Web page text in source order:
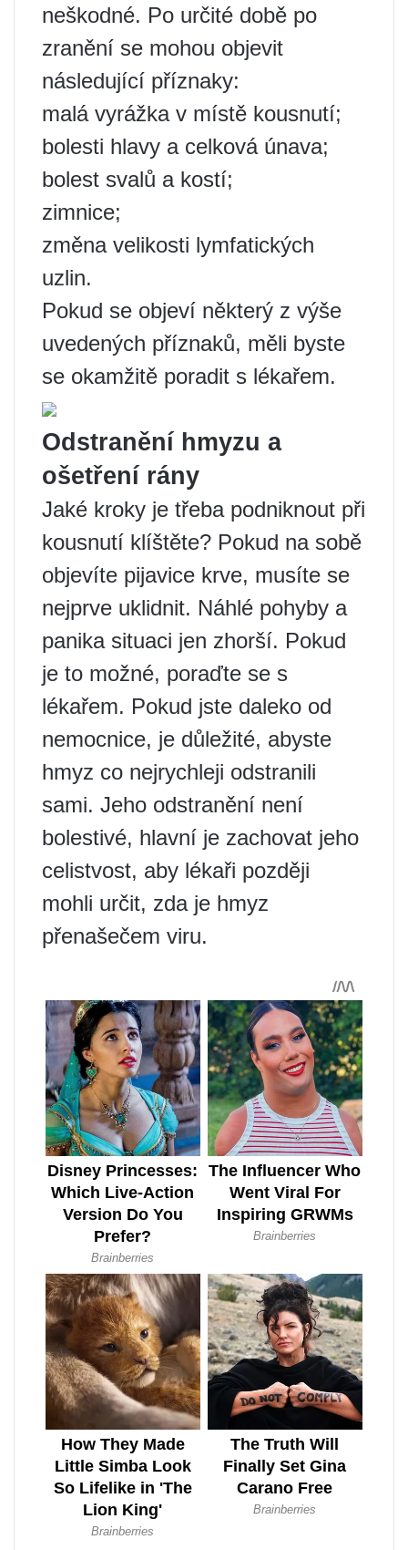
neškodné. Po určité době po
zranění se mohou objevit
následující příznaky:
malá vyrážka v místě kousnutí;
bolesti hlavy a celková únava;
bolest svalů a kostí;
zimnice;
změna velikosti lymfatických
uzlin.
Pokud se objeví některý z výše
uvedených příznaků, měli byste
se okamžitě poradit s lékařem.
Odstranění hmyzu a
ošetření rány
Jaké kroky je třeba podniknout při
kousnutí klíštěte? Pokud na sobě
objevíte pijavice krve, musíte se
nejprve uklidnit. Náhlé pohyby a
panika situaci jen zhorší. Pokud
je to možné, poraďte se s
lékařem. Pokud jste daleko od
nemocnice, je důležité, abyste
hmyz co nejrychleji odstranili
sami. Jeho odstranění není
bolestivé, hlavní je zachovat jeho
celistvost, aby lékaři později
mohli určit, zda je hmyz
přenašečem viru.